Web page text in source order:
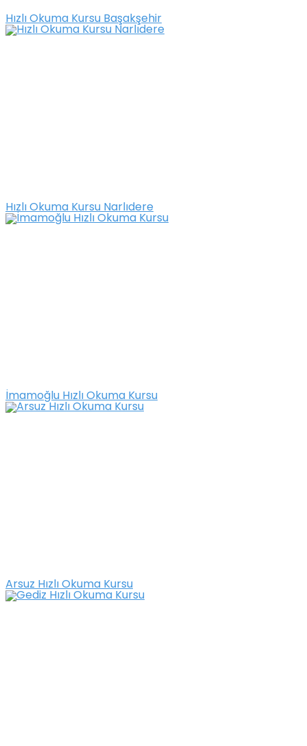
Hızlı Okuma Kursu Başakşehir
Hızlı Okuma Kursu Narlıdere
İmamoğlu Hızlı Okuma Kursu
Arsuz Hızlı Okuma Kursu